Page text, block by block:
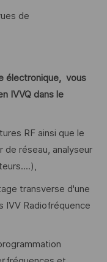
de
électronique, vous
IVVQ dans le
RF ainsi que le
de réseau, analyseur
transverse d'une
IVV Radiofréquence